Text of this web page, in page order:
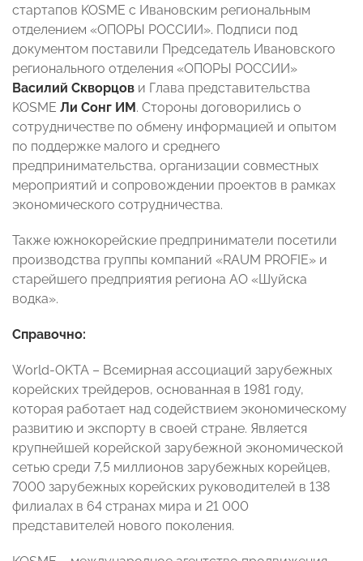
стартапов KOSME с Ивановским региональным
отделением «ОПОРЫ РОССИИ». Подписи под
документом поставили Председатель Ивановского
регионального отделения «ОПОРЫ РОССИИ»
Василий Скворцов и Глава представительства
KOSME Ли Сонг ИМ . Стороны договорились о
сотрудничестве по обмену информацией и опытом
по поддержке малого и среднего
предпринимательства, организации совместных
мероприятий и сопровождении проектов в рамках
экономического сотрудничества.
Также южнокорейские предприниматели посетили
производства группы компаний «RAUM PROFIE» и
старейшего предприятия региона АО «Шуйска
водка».
Справочно:
World-OKTA – Всемирная ассоциаций зарубежных
корейских трейдеров, основанная в 1981 году,
которая работает над содействием экономическому
развитию и экспорту в своей стране. Является
крупнейшей корейской зарубежной экономической
сетью среди 7,5 миллионов зарубежных корейцев,
7000 зарубежных корейских руководителей в 138
филиалах в 64 странах мира и 21 000
представителей нового поколения.